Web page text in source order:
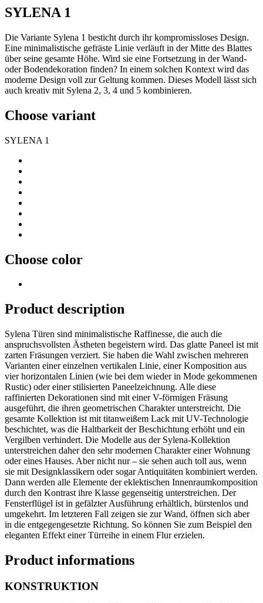
SYLENA 1
Die Variante Sylena 1 besticht durch ihr kompromissloses Design.
Eine minimalistische gefräste Linie verläuft in der Mitte des Blattes
über seine gesamte Höhe. Wird sie eine Fortsetzung in der Wand-
oder Bodendekoration finden? In einem solchen Kontext wird das
moderne Design voll zur Geltung kommen. Dieses Modell lässt sich
auch kreativ mit Sylena 2, 3, 4 und 5 kombinieren.
Choose variant
SYLENA 1
Choose color
Product description
Sylena Türen sind minimalistische Raffinesse, die auch die
anspruchsvollsten Ästheten begeistern wird. Das glatte Paneel ist mit
zarten Fräsungen verziert. Sie haben die Wahl zwischen mehreren
Varianten einer einzelnen vertikalen Linie, einer Komposition aus
vier horizontalen Linien (wie bei dem wieder in Mode gekommenen
Rustic) oder einer stilisierten Paneelzeichnung. Alle diese
raffinierten Dekorationen sind mit einer V-förmigen Fräsung
ausgeführt, die ihren geometrischen Charakter unterstreicht. Die
gesamte Kollektion ist mit titanweißem Lack mit UV-Technologie
beschichtet, was die Haltbarkeit der Beschichtung erhöht und ein
Vergilben verhindert. Die Modelle aus der Sylena-Kollektion
unterstreichen daher den sehr modernen Charakter einer Wohnung
oder eines Hauses. Aber nicht nur – sie sehen auch toll aus, wenn
sie mit Designklassikern oder sogar Antiquitäten kombiniert werden.
Dann werden alle Elemente der eklektischen Innenraumkomposition
durch den Kontrast ihre Klasse gegenseitig unterstreichen. Der
Fensterflügel ist in gefälzter Ausführung erhältlich, bürstenlos und
umgekehrt. Im letzteren Fall zeigen sie zur Wand, öffnen sich aber
in die entgegengesetzte Richtung. So können Sie zum Beispiel den
eleganten Effekt einer Türreihe in einem Flur erzielen.
Product informations
KONSTRUKTION